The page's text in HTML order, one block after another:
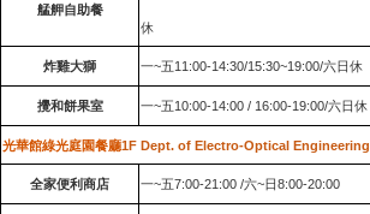
艋舺自助餐
休
炸雞大獅 一~五11:00-14:30/15:30~19:00/六日休
攪和餅果室 一~五10:00-14:00 / 16:00-19:00/六日休
光華館綠光庭園餐廳1F Dept. of Electro-Optical Engineering
全家便利商店 一~五7:00-21:00 /六~日8:00-20:00